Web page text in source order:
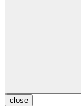
close